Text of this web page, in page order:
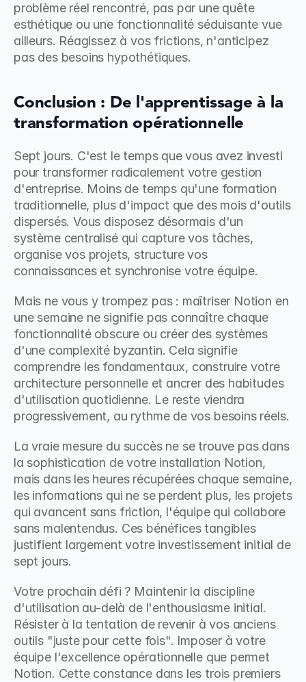
problème réel rencontré, pas par une quête
esthétique ou une fonctionnalité séduisante vue
ailleurs. Réagissez à vos frictions, n'anticipez
pas des besoins hypothétiques.
Conclusion : De l'apprentissage à la
transformation opérationnelle
Sept jours. C'est le temps que vous avez investi
pour transformer radicalement votre gestion
d'entreprise. Moins de temps qu'une formation
traditionnelle, plus d'impact que des mois d'outils
dispersés. Vous disposez désormais d'un
système centralisé qui capture vos tâches,
organise vos projets, structure vos
connaissances et synchronise votre équipe.
Mais ne vous y trompez pas : maîtriser Notion en
une semaine ne signifie pas connaître chaque
fonctionnalité obscure ou créer des systèmes
d'une complexité byzantin. Cela signifie
comprendre les fondamentaux, construire votre
architecture personnelle et ancrer des habitudes
d'utilisation quotidienne. Le reste viendra
progressivement, au rythme de vos besoins réels.
La vraie mesure du succès ne se trouve pas dans
la sophistication de votre installation Notion,
mais dans les heures récupérées chaque semaine,
les informations qui ne se perdent plus, les projets
qui avancent sans friction, l'équipe qui collabore
sans malentendus. Ces bénéfices tangibles
justifient largement votre investissement initial de
sept jours.
Votre prochain défi ? Maintenir la discipline
d'utilisation au-delà de l'enthousiasme initial.
Résister à la tentation de revenir à vos anciens
outils "juste pour cette fois". Imposer à votre
équipe l'excellence opérationnelle que permet
Notion. Cette constance dans les trois premiers